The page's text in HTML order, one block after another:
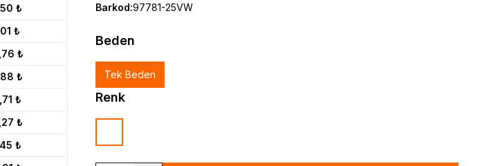
₺
₺
₺
₺
₺
₺
₺
Barkod:97781-25VW
Beden
Tek Beden
Renk